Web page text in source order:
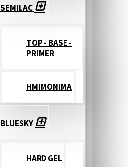
SEMILAC
TOP - BASE -
PRIMER
ΗΜΙΜΟΝΙΜΑ
BLUESKY
HARD GEL